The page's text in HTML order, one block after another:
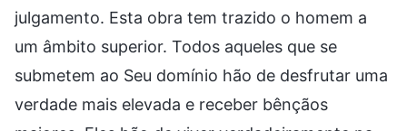
julgamento. Esta obra tem trazido o homem a
um âmbito superior. Todos aqueles que se
submetem ao Seu domínio hão de desfrutar uma
verdade mais elevada e receber bênçãos